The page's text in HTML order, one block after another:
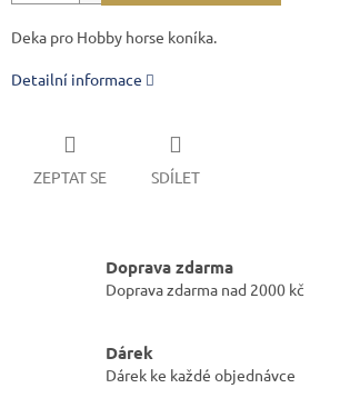
Deka pro Hobby horse koníka.
Detailní informace
ZEPTAT SE SDÍLET
Doprava zdarma
Doprava zdarma nad 2000 kč
Dárek
Dárek ke každé objednávce